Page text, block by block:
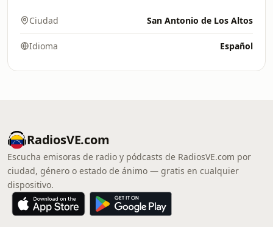
Ciudad San Antonio de Los Altos
Idioma Español
RadiosVE.com
Escucha emisoras de radio y pódcasts de RadiosVE.com por
ciudad, género o estado de ánimo — gratis en cualquier
dispositivo.